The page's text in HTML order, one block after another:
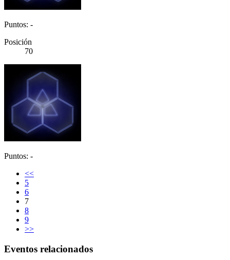
Puntos: -
Posición
70
Puntos: -
<<
5
6
7
8
9
>>
Eventos relacionados